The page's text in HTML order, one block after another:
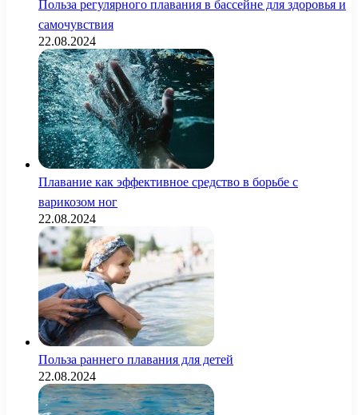
Польза регулярного плавания в бассейне для здоровья и
самочувствия
22.08.2024
Плавание как эффективное средство в борьбе с
варикозом ног
22.08.2024
Польза раннего плавания для детей
22.08.2024